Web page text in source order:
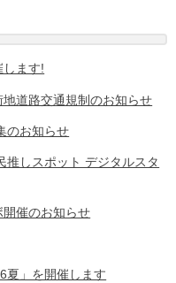
します!
道路交通規制のお知らせ
のお知らせ
推しスポット デジタルスタ
催のお知らせ
夏」を開催します